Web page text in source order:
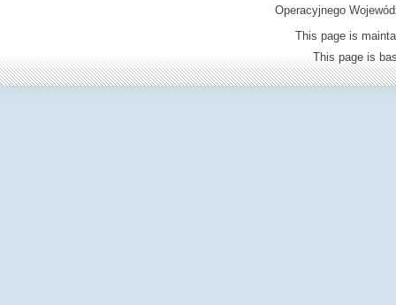
Operacyjnego
This page is
This page is